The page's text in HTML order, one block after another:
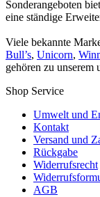
Sonderangeboten
eine ständige
Viele bekannte
Bull’s, Unicorn,
gehören zu unserem
Shop Service
Umwelt und
Kontakt
Versand und
Rückgabe
Widerrufsrecht
AGB